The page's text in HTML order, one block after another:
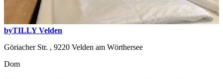
byTILLY Velden
Göriacher Str. , 9220 Velden am Wörthersee
Dom